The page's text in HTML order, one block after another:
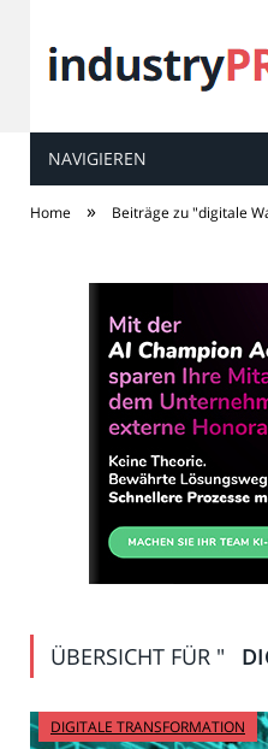
NAVIGIEREN
Home » Beiträge zu "digitale
ÜBERSICHT FÜR "
DIGITALE TRANSFORMATION